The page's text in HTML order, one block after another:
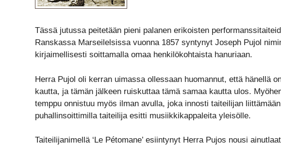
Tässä jutussa peitetään pieni palanen erikoisten
Ranskassa Marseilelsissa vuonna 1857 syntynyt Joseph Pujol
kirjaimellisesti soittamalla omaa henkilökohtaista hanuriaan.
Herra Pujol oli kerran uimassa ollessaan huomannut, että hänellä
kautta, ja tämän jälkeen ruiskuttaa tämä samaa kautta ulos.
temppu onnistuu myös ilman avulla, joka innosti taiteilijan
puhallinsoittimilla taiteilija esitti musiikkikappaleita yleisölle.
Taiteilijanimellä ‘Le Pétomane’ esiintynyt Herra Pujos nousi